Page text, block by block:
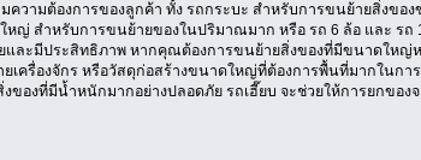
ความต้องการของลูกค้า ทั้ง รถกระบะ สำหรับการขนย้ายสิ่งขอ
หญ่ สำหรับการขนย้ายของในปริมาณมาก หรือ รถ 6 ล้อ และ ร
ละมีประสิทธิภาพ หากคุณต้องการขนย้ายสิ่งของที่มีขนาดใหญ่ห
ยเครื่องจักร หรือวัสดุก่อสร้างขนาดใหญ่ที่ต้องการพื้นที่มากในก
ของที่มีน้ำหนักมากอย่างปลอดภัย รถเฮี๊ยบ จะช่วยให้การยกขอ